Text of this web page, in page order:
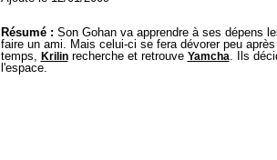
Résumé : Son Gohan va apprendre à ses dépens
faire un ami. Mais celui-ci se fera dévorer peu
temps, Krilinrecherche et retrouve Yamcha. Ils
l'espace.